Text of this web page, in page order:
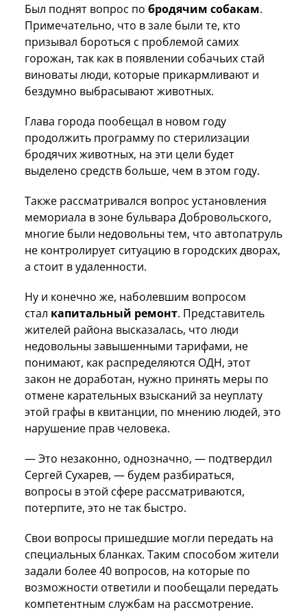
Был поднят вопрос по бродячим собакам.
Примечательно, что в зале были те, кто
призывал бороться с проблемой самих
горожан, так как в появлении собачьих стай
виноваты люди, которые прикармливают и
бездумно выбрасывают животных.
Глава города пообещал в новом году
продолжить программу по стерилизации
бродячих животных, на эти цели будет
выделено средств больше, чем в этом году.
Также рассматривался вопрос установления
мемориала в зоне бульвара Добровольского,
многие были недовольны тем, что автопатруль
не контролирует ситуацию в городских дворах,
а стоит в удаленности.
Ну и конечно же, наболевшим вопросом
стал капитальный ремонт. Представитель
жителей района высказалась, что люди
недовольны завышенными тарифами, не
понимают, как распределяются ОДН, этот
закон не доработан, нужно принять меры по
отмене карательных взысканий за неуплату
этой графы в квитанции, по мнению людей, это
нарушение прав человека.
— Это незаконно, однозначно, — подтвердил
Сергей Сухарев, — будем разбираться,
вопросы в этой сфере рассматриваются,
потерпите, это не так быстро.
Свои вопросы пришедшие могли передать на
специальных бланках. Таким способом жители
задали более 40 вопросов, на которые по
возможности ответили и пообещали передать
компетентным службам на рассмотрение.